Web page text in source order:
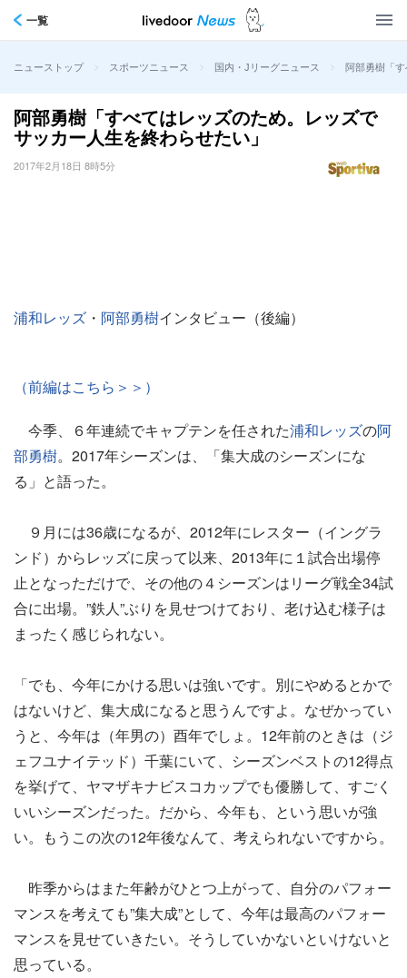
一覧
ニューストップ > スポーツニュース > 国内・Jリーグニュース > 阿部勇樹「
阿部勇樹「すべてはレッズのため。レッズで
サッカー人生を終わらせたい」
2017年2月18日 8時5分
浦和レッズ ・ 阿部勇樹インタビュー（後編）
（前編はこちら＞＞）
今季、６年連続でキャプテンを任された浦和レッズの阿
部勇樹。2017年シーズンは、「集大成のシーズンにな
る」と語った。
９月には36歳になるが、2012年にレスター（イングラ
ンド）からレッズに戻って以来、2013年に１試合出場停
止となっただけで、その他の４シーズンはリーグ戦全34試
合に出場。”鉄人”ぶりを見せつけており、老け込む様子は
まったく感じられない。
「でも、今年にかける思いは強いです。別にやめるとかで
はないけど、集大成になると思うんですよ。なぜかってい
うと、今年は（年男の）酉年でしょ。12年前のときは（ジ
ェフユナイテッド）千葉にいて、シーズンベストの12得点
を挙げて、ヤマザキナビスコカップでも優勝して、すごく
いいシーズンだった。だから、今年も、という思いが強
い。もうこの次の12年後なんて、考えられないですから。
昨季からはまた年齢がひとつ上がって、自分のパフォー
マンスを考えても”集大成”として、今年は最高のパフォー
マンスを見せていきたい。そうしていかないといけないと
思っている。